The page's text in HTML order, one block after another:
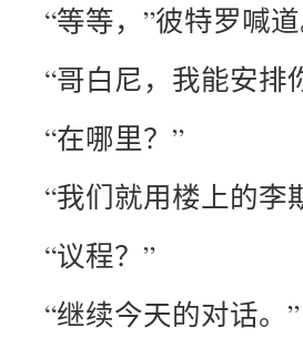
“等等，”彼特罗喊道
“哥白尼，我能安排
“在哪里？”
“我们就用楼上的李
“议程？”
“继续今天的对话。”